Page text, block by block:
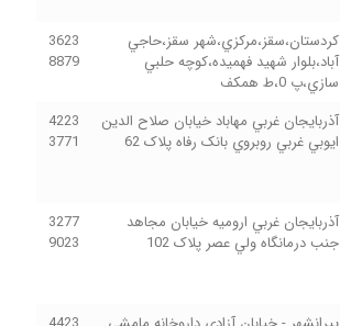
کردستان،سقز،مرکزي،شهر سقز،حاجي
آباد،بلوار شهيد فهميده،کوچه حلبي
سازي،پ 0،ط همکف
3623
8879
آذربايجان غربي مهاباد خيابان صلاح الدين
ايوبي غربي روبروي بانک رفاه پلاک 62
4223
3771
آذربايجان غربي اروميه خيابان مجاهد
جنب درمانگاه ولي عصر پلاک 102
3277
9023